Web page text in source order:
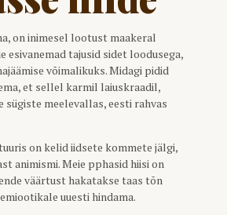
on inimesel lootust maakeral
esivanemad tajusid sidet loodusega,
võimalikuks. Midagi pidid
et sellel karmil laiuskraadil,
sügiste meelevallas, eesti rahvas
on kelid iidsete kommete jälgi,
animismi. Meie pphasid hiisi on
väärtust hakatakse taas tõn
uuesti hindama.